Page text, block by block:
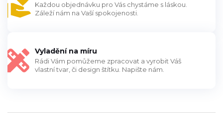
Každou objednávku pro Vás chystáme s láskou.
Záleží nám na Vaší spokojenosti.
Vyladění na míru
Rádi Vám pomůžeme zpracovat a vyrobit Váš
vlastní tvar, či design štítku. Napište nám.